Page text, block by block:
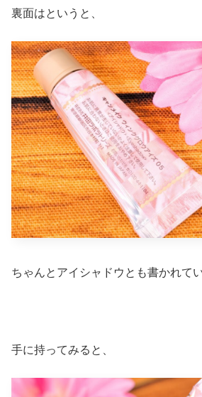
裏面はというと、
ちゃんとアイシャドウとも書かれて
手に持ってみると、